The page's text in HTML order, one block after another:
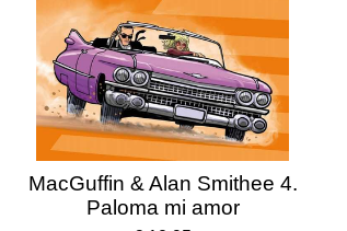
MacGuffin & Alan Smithee 4.
Paloma mi amor